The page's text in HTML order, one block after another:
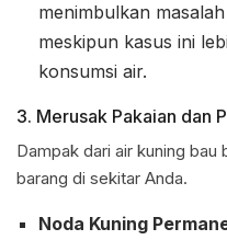
menimbulkan
meskipun kasus ini
konsumsi air.
3. Merusak Pakaian dan
Dampak dari air kuning
barang di sekitar Anda.
Noda Kuning